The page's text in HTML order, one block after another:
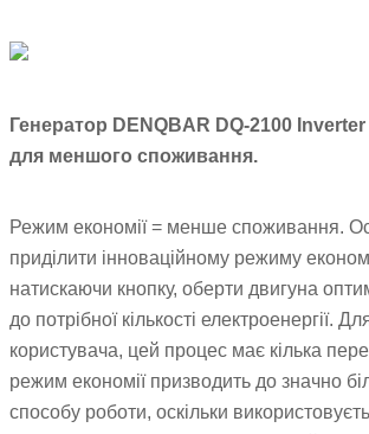
Генератор DENQBAR DQ-2100 Inverter
для меншого споживання.
Режим економії = менше споживання.
приділити інноваційному режиму
натискаючи кнопку, оберти двигуна
до потрібної кількості електроенергії.
користувача, цей процес має кілька
режим економії призводить до значно
способу роботи, оскільки